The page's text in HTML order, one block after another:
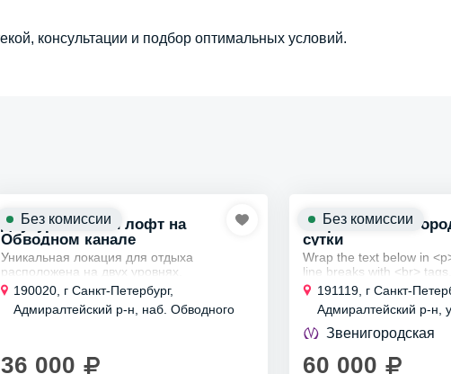
консультации и подбор оптимальных условий.
Двухуровневый лофт на
Обводном канале
Уникальная локация для отдыха
расположена на двух уровнях.
Второй ярус площадью 86 квадратных
метров и нижняя зона в 45 квадратов
идеально подходят для различных...
190020, г Санкт-Петербург,
Адмиралтейский р-н, наб. Обводного
36 000
Без комиссии
Лофт на
сутки
Wrap the text below in
line breaks with <br>
HTML code, no
191119, г Санкт-
Адмиралтейский р-н,
Звенигородская, д 9-11
Звенигородская
60 000
Без комиссии